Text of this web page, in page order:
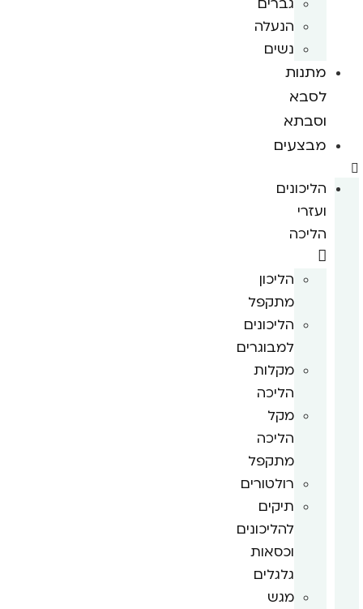
הנעלה
נשים
מתנות
לסבא
וסבתא
מבצעים
הליכונים
ועזרי
הליכה
הליכון
מתקפל
הליכונים
למבוגרים
מקלות
הליכה
מקל
הליכה
מתקפל
רולטורים
תיקים
להליכונים
וכסאות
גלגלים
מגש